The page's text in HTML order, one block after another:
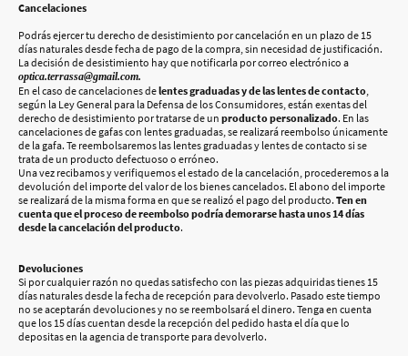
Cancelaciones
Podrás ejercer tu derecho de desistimiento por cancelación en un plazo de 15
días naturales desde fecha de pago de la compra, sin necesidad de justificación.
La decisión de desistimiento hay que notificarla por correo electrónico a
optica.terrassa@gmail.com.
En el caso de cancelaciones delentes graduadas y de las lentes de contacto,
según la Ley General para la Defensa de los Consumidores, están exentas del
derecho de desistimiento por tratarse de un producto personalizado. En las
cancelaciones de gafas con lentes graduadas, se realizará reembolso únicamente
de la gafa. Te reembolsaremos las lentes graduadas y lentes de contacto si se
trata de un producto defectuoso o erróneo.
Una vez recibamos y verifiquemos el estado de la cancelación, procederemos a la
devolución del importe del valor de los bienes cancelados. El abono del importe
se realizará de la misma forma en que se realizó el pago del producto. Ten en
cuenta que el proceso de reembolso podría demorarse hasta unos 14 días
desde la cancelación del producto.
Devoluciones
Si por cualquier razón no quedas satisfecho con las piezas adquiridas tienes 15
días naturales desde la fecha de recepción para devolverlo. Pasado este tiempo
no se aceptarán devoluciones y no se reembolsará el dinero. Tenga en cuenta
que los 15 días cuentan desde la recepción del pedido hasta el día que lo
depositas en la agencia de transporte para devolverlo.